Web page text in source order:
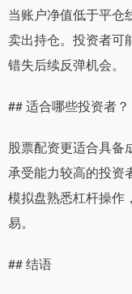
当账户净值低于平仓
卖出持仓。投资者可
错失后续反弹机会。
## 适合哪些投资者？
股票配资更适合具备
承受能力较高的投资
模拟盘熟悉杠杆操作
易。
## 结语